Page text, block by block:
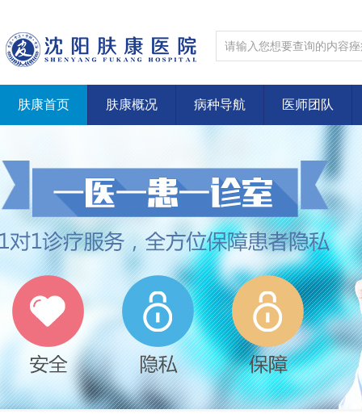
肤康首页 肤康概况 病种导航 医师团队